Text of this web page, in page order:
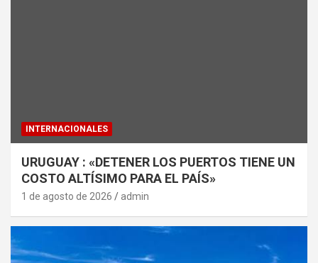
INTERNACIONALES
URUGUAY : «DETENER LOS PUERTOS TIENE UN
COSTO ALTÍSIMO PARA EL PAÍS»
1 de agosto de 2026 admin